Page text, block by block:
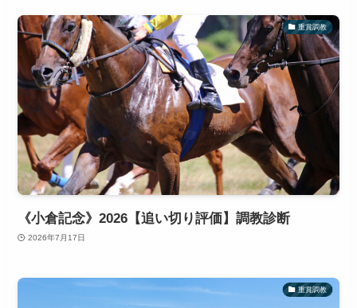
重賞調教
《小倉記念》2026【追い切り評価】調教診断
2026年7月17日
重賞調教